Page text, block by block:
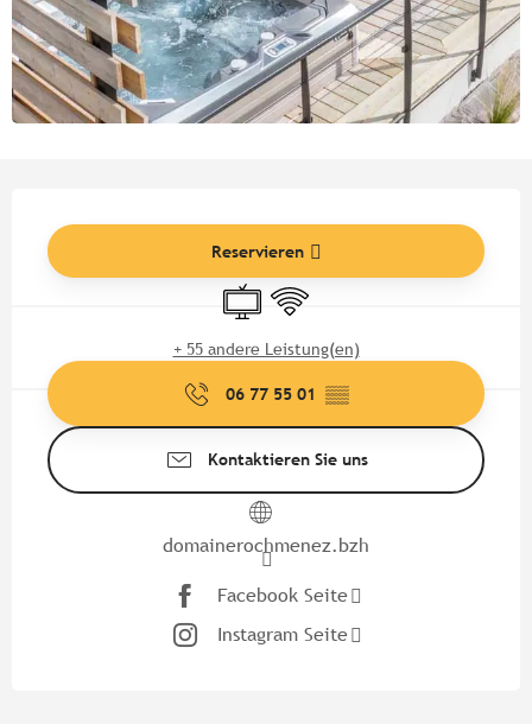
Reservieren
Fernsehen
Wi-Fi
+ 55 andere Leistung(en)
06 77 55 01 ▒▒
Kontaktieren Sie uns
domainerochmenez.bzh
Facebook Seite
Instagram Seite